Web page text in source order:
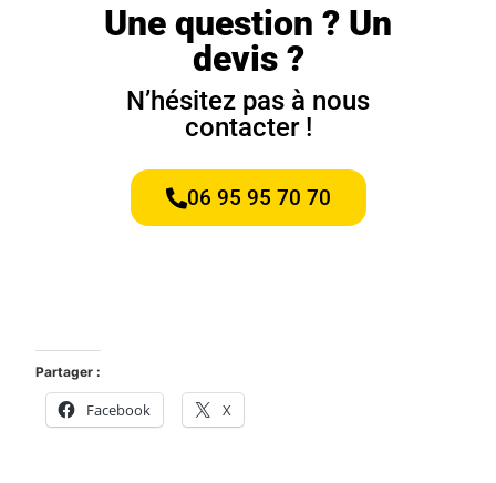
Une question ? Un
devis ?
N’hésitez pas à nous
contacter !
06 95 95 70 70
Partager :
Facebook X